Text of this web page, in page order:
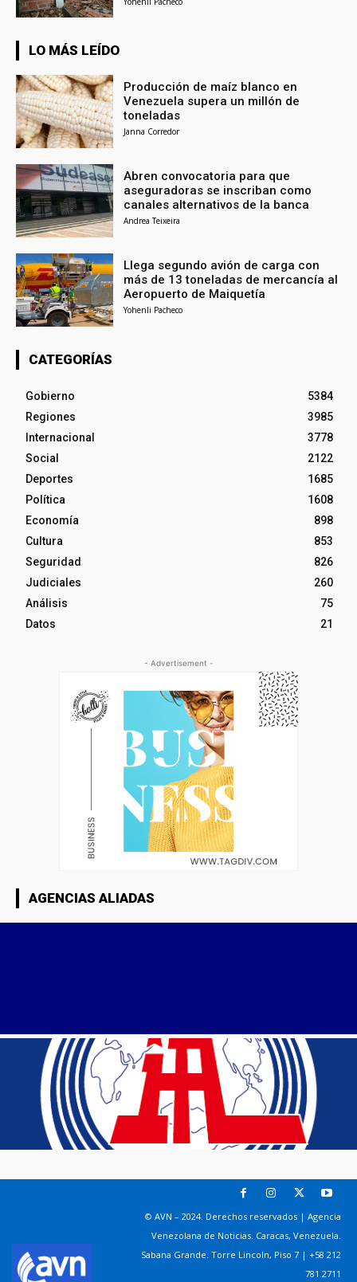
LO MÁS LEÍDO
Producción de maíz blanco en
Venezuela supera un millón de
toneladas
Janna Corredor
Abren convocatoria para que
aseguradoras se inscriban como
canales alternativos de la banca
Andrea Teixeira
Llega segundo avión de carga con
más de 13 toneladas de mercancía al
Aeropuerto de Maiquetía
Yohenli Pacheco
CATEGORÍAS
Gobierno
5384
Regiones
3985
Internacional
3778
Social
2122
Deportes
1685
Política
1608
Economía
898
Cultura
853
Seguridad
826
Judiciales
260
Análisis
75
Datos
21
- Advertisement -
AGENCIAS ALIADAS
© AVN – 2024. Derechos reservados | Agencia
Venezolana de Noticias. Caracas, Venezuela.
Sabana Grande. Torre Lincoln, Piso 7 | +58 212
781 2711